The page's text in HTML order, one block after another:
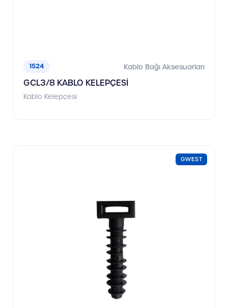
1524 Kablo Bağı Aksesuarları
GCL3/8 KABLO KELEPÇESİ
Kablo Kelepçesi
GWEST